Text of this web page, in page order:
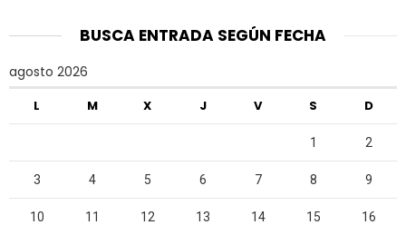
BUSCA ENTRADA SEGÚN FECHA
agosto 2026
L M X J V S D
1 2
3 4 5 6 7 8 9
10 11 12 13 14 15 16